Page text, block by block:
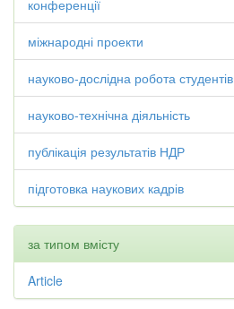
конференції
міжнародні проекти
науково-дослідна робота студентів
науково-технічна діяльність
публікація результатів НДР
підготовка наукових кадрів
за типом вмісту
Article